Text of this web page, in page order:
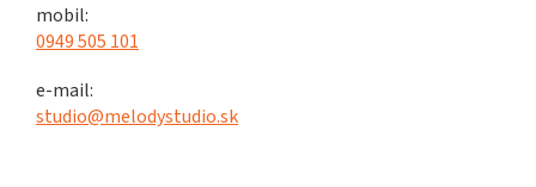
mobil:
0949 505 101
e-mail:
studio@melodystudio.sk